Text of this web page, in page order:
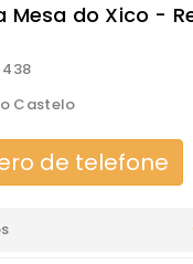
Mesa do Xico -
438
Castelo
de telefone